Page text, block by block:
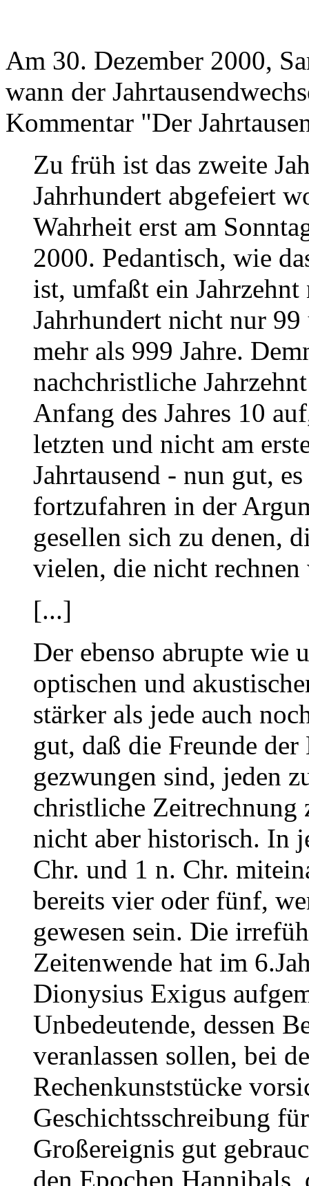
Am 30. Dezember 2000,
wann der
Kommentar "Der
Zu früh ist das zweite
Jahrhundert abgefeiert
Wahrheit erst am
2000. Pedantisch, wie
ist, umfaßt ein
Jahrhundert nicht nur 99
mehr als 999 Jahre.
nachchristliche
Anfang des Jahres 10
letzten und nicht am
Jahrtausend - nun gut,
fortzufahren in der
gesellen sich zu denen,
vielen, die nicht
[...]
Der ebenso abrupte wie
optischen und
stärker als jede auch
gut, daß die Freunde
gezwungen sind, jeden
christliche Zeitrechnung
nicht aber historisch. In
Chr. und 1 n. Chr.
bereits vier oder fünf,
gewesen sein. Die
Zeitenwende hat im
Dionysius Exigus
Unbedeutende, dessen
veranlassen sollen, bei
Rechenkunststücke
Geschichtsschreibung
Großereignis gut
den Epochen Hannibals,